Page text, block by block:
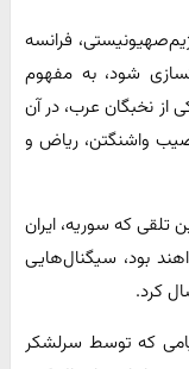
فرانسه
شود، به مفهوم
از نخبگان عرب، در آن
واشنگتن، ریاض و
تلقی که سوریه، ایران
بود، سیگنال‌هایی
کرد.
که توسط سرلشکر